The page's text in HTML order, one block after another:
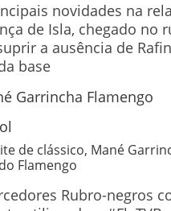
novidades na
de Isla, chegado no
a ausência de
base
de clássico, Mané
Flamengo
Rubro-negros